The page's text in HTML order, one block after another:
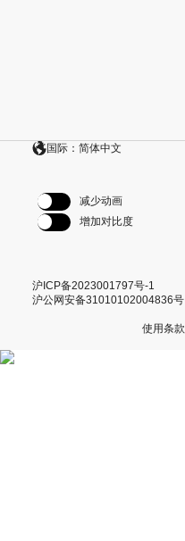
国际：简体中文
减少动画
增加对比度
沪ICP备2023001797号-1
沪公网安备31010102004836号
使用条款